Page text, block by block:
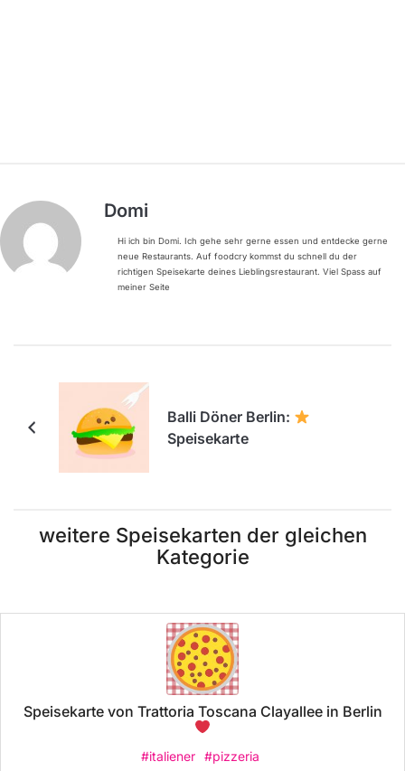
Domi
Hi ich bin Domi. Ich gehe sehr gerne essen und entdecke gerne
neue Restaurants. Auf foodcry kommst du schnell du der
richtigen Speisekarte deines Lieblingsrestaurant. Viel Spass auf
meiner Seite
Balli Döner Berlin:
Speisekarte
weitere Speisekarten der gleichen
Kategorie
Speisekarte von Trattoria Toscana Clayallee in Berlin
#italiener #pizzeria